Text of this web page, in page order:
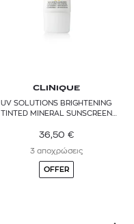
CLINIQUE
UV SOLUTIONS BRIGHTENING
TINTED MINERAL SUNSCREEN
36,50 €
3 αποχρώσεις
OFFER